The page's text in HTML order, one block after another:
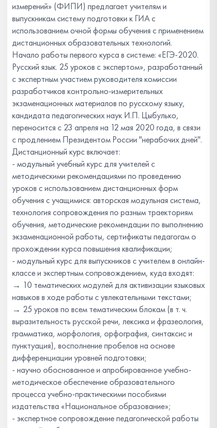
измерений» (ФИПИ) предлагает учителям и
выпускникам систему подготовки к ГИА с
использованием очной формы обучения с применением
дистанционных образовательных технологий.
Начало работы первого курса в системе: «ЕГЭ-2020.
Русский язык. 25 уроков с экспертом», разработанный
с экспертным участием руководителя комиссии
разработчиков контрольно-измерительных
экзаменационных материалов по русскому языку,
кандидата педагогических наук И.П. Цыбулько,
переносится с 23 апреля на 12 мая 2020 года, в связи
с продлением Президентом России "нерабочих дней".
Дистанционный курс включает:
- модульный учебный курс для учителей с
методическими рекомендациями по проведению
уроков с использованием дистанционных форм
обучения с учащимися: авторская модульная система,
технология сопровождения по разным траекториям
обучения, методические рекомендации по выполнению
экзаменационной работы, сертификаты педагогам о
прохождении курса повышения квалификации;
- модульный курс для выпускников с учителем в онлайн-
классе и экспертным сопровождением, куда входят:
→ 10 тематических модулей для активизации языковых
навыков в ходе работы с увлекательными текстами;
→ 25 уроков по всем тематическим блокам (в т. ч.
выразительность русской речи, лексика и фразеология,
грамматика, морфология, орфография, синтаксис и
пунктуация), восполнение пробелов на основе
дифференциации уровней подготовки;
- научно обоснованное и апробированное учебно-
методическое обеспечение образовательного
процесса учебно-практическими пособиями
издательства «Национальное образование»;
- экспертное сопровождение педагогической работы